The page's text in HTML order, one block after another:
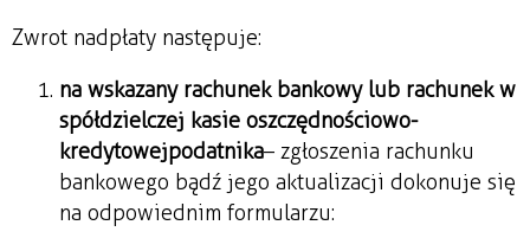
Zwrot nadpłaty następuje:
na wskazany rachunek bankowy lub rachunek w
spółdzielczej kasie oszczędnościowo-
kredytowejpodatnika– zgłoszenia rachunku
bankowego bądź jego aktualizacji dokonuje się
na odpowiednim formularzu: